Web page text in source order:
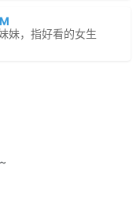
妹，指好看的女生